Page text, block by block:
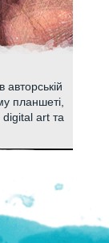
авторській
планшеті,
digital art та